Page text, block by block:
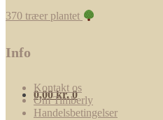
0,00kr. 0
370 træer plantet
Info
Kontakt os
Om Timberly
Handelsbetingelser